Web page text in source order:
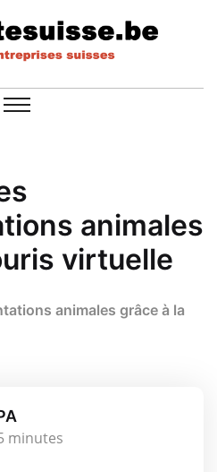
animales
virtuelle
animales grâce à la
minutes